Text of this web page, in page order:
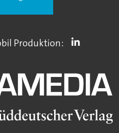
Produktion: